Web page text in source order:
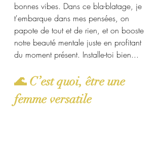
bonnes vibes. Dans ce bla-blatage, je
t'embarque dans mes pensées, on
papote de tout et de rien, et on booste
notre beauté mentale juste en profitant
du moment présent. Installe-toi bien...
🌊 C’est quoi, être une
femme versatile